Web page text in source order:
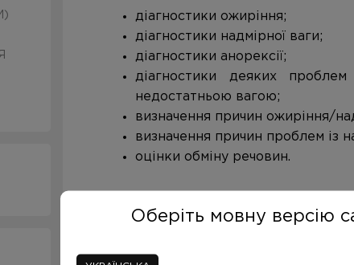
діагностики ожиріння;
діагностики надмірної ваги;
діагностики анорексії;
діагностики деяких
недостатньою вагою;
визначення причин ожиріння/
визначення причин проблем із
оцінки обміну речовин.
Призначають дослідження:
Оберіть мовну версію